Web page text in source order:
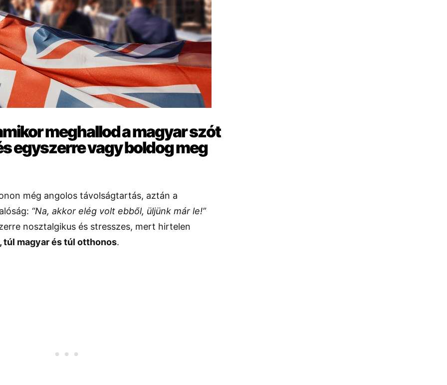
meghallod a magyar szót
egyszerre vagy boldog meg
még angolos távolságtartás, aztán a
“Na, akkor elég volt ebből, üljünk már le!”
nosztalgikus és stresszes, mert hirtelen
túl magyar és túl otthonos.